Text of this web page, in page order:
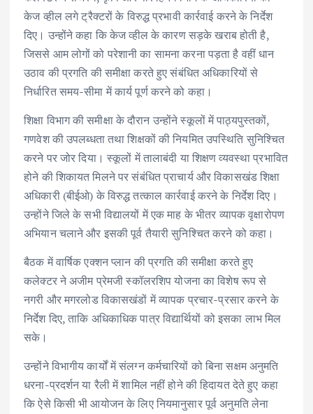
केज व्हील लगे ट्रैक्टरों के विरुद्ध प्रभावी कार्रवाई करने के निर्देश
दिए। उन्होंने कहा कि केज व्हील के कारण सड़के खराब होती है,
जिससे आम लोगों को परेशानी का सामना करना पड़ता है वहीं धान
उठाव की प्रगति की समीक्षा करते हुए संबंधित अधिकारियों से
निर्धारित समय-सीमा में कार्य पूर्ण करने को कहा।
शिक्षा विभाग की समीक्षा के दौरान उन्होंने स्कूलों में पाठ्यपुस्तकों,
गणवेश की उपलब्धता तथा शिक्षकों की नियमित उपस्थिति सुनिश्चित
करने पर जोर दिया। स्कूलों में तालाबंदी या शिक्षण व्यवस्था प्रभावित
होने की शिकायत मिलने पर संबंधित प्राचार्य और विकासखंड शिक्षा
अधिकारी (बीईओ) के विरुद्ध तत्काल कार्रवाई करने के निर्देश दिए।
उन्होंने जिले के सभी विद्यालयों में एक माह के भीतर व्यापक वृक्षारोपण
अभियान चलाने और इसकी पूर्व तैयारी सुनिश्चित करने को कहा।
बैठक में वार्षिक एक्शन प्लान की प्रगति की समीक्षा करते हुए
कलेक्टर ने अजीम प्रेमजी स्कॉलरशिप योजना का विशेष रूप से
नगरी और मगरलोड विकासखंडों में व्यापक प्रचार-प्रसार करने के
निर्देश दिए, ताकि अधिकाधिक पात्र विद्यार्थियों को इसका लाभ मिल
सके।
उन्होंने विभागीय कार्यों में संलग्न कर्मचारियों को बिना सक्षम अनुमति
धरना-प्रदर्शन या रैली में शामिल नहीं होने की हिदायत देते हुए कहा
कि ऐसे किसी भी आयोजन के लिए नियमानुसार पूर्व अनुमति लेना